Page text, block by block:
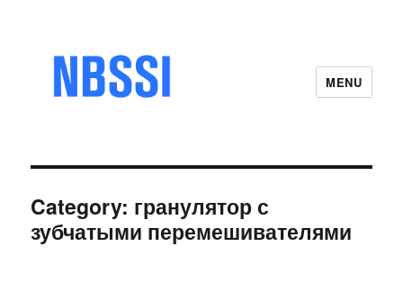
MENU
Category: гранулятор с
зубчатыми перемешивателями